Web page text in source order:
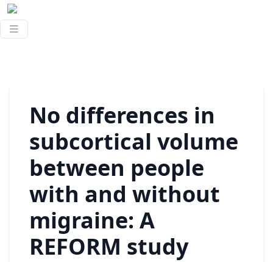
No differences in
subcortical volume
between people
with and without
migraine: A
REFORM study